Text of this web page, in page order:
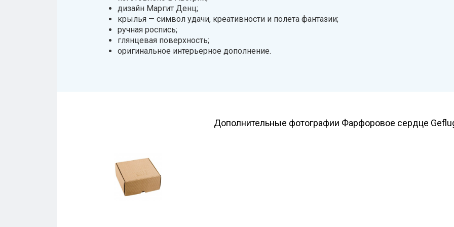
дизайн Маргит Денц;
крылья — символ удачи, креативности и полета фантазии;
ручная роспись;
глянцевая поверхность;
оригинальное интерьерное дополнение.
Дополнительные фотографии Фарфоровое сердце